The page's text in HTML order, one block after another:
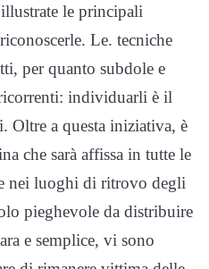
le principali
Le. tecniche
per quanto subdole e
individuarli è il
Oltre a questa iniziativa, è
che sarà affissa in tutte le
nei luoghi di ritrovo degli
pieghevole da distribuire
e semplice, vi sono